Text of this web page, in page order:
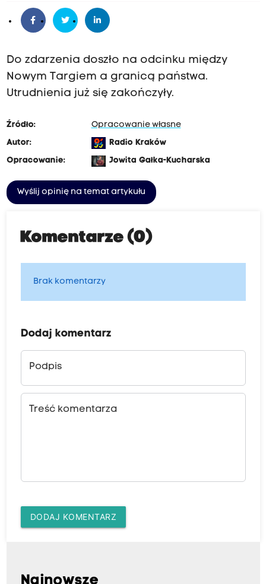
Do zdarzenia doszło na odcinku między
Nowym Targiem a granicą państwa.
Utrudnienia już się zakończyły.
Źródło:
Opracowanie własne
Autor:
Radio Kraków
Opracowanie:
Jowita Gałka-Kucharska
Wyślij opinię na temat artykułu
Komentarze (0)
Brak komentarzy
Dodaj komentarz
Podpis
Treść komentarza
DODAJ KOMENTARZ
Najnowsze